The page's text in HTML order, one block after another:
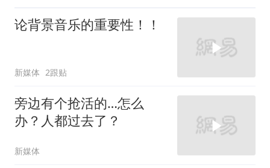
论背景音乐的重要性！！
新媒体 2跟贴
旁边有个抢活的…怎么
办？人都过去了？
新媒体